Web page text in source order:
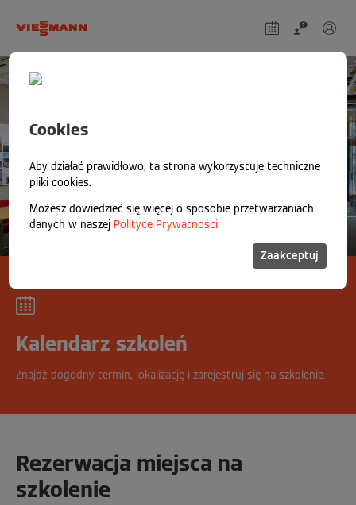
Cookies
Aby działać prawidłowo, ta strona wykorzystuje techniczne
pliki cookies.
Możesz dowiedzieć się więcej o sposobie przetwarzaniach
danych w naszej Polityce Prywatności.
Zaakceptuj
Kalendarz szkoleń
Znajdź dogodny termin, lokalizację i zarejestruj się na szkolenie.
Rezerwacja miejsca na
szkolenie